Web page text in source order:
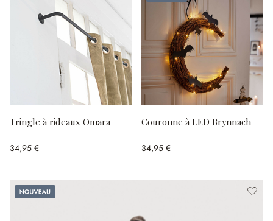
Tringle à rideaux Omara
34,95 €
Nouveau
Couronne à LED Brynnach
34,95 €